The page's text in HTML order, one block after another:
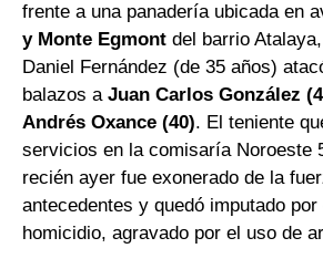
frente a una panadería ubicada en
y Monte Egmont del barrio
Daniel Fernández (de 35 años)
balazos aJuan Carlos González
Andrés Oxance (40). El teniente
servicios en la comisaría Noroeste
recién ayer fue exonerado de la
antecedentes y quedó imputado
homicidio, agravado por el uso de